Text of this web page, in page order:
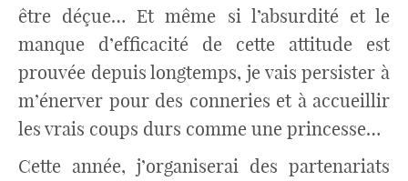
être déçue… Et même si l’absurdité et le
manque d’efficacité de cette attitude est
prouvée depuis longtemps, je vais persister à
m’énerver pour des conneries et à accueillir
les vrais coups durs comme une princesse…
Cette année, j’organiserai des partenariats